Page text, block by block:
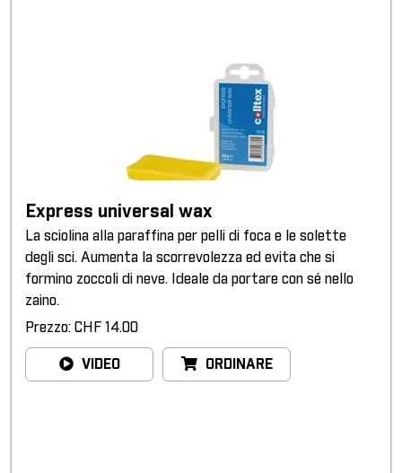
Express universal wax
La sciolina alla paraffina per pelli di foca e le solette
degli sci. Aumenta la scorrevolezza ed evita che si
formino zoccoli di neve. Ideale da portare con sé nello
zaino.
Prezzo: CHF 14.00
VIDEO ORDINARE